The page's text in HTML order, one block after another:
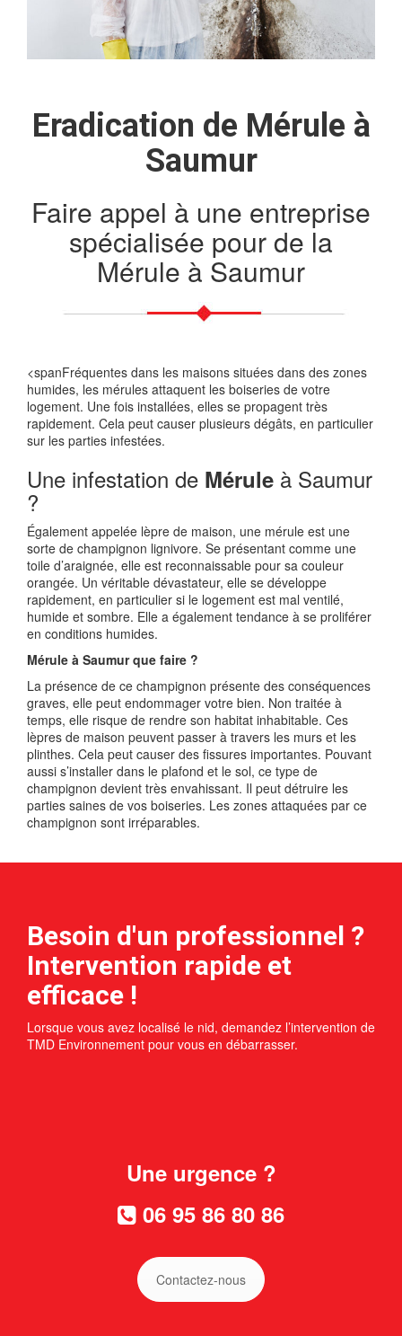
Eradication de Mérule à
Saumur
Faire appel à une entreprise
spécialisée pour de la
Mérule à Saumur
<spanFréquentes dans les maisons situées dans des zones
humides, les mérules attaquent les boiseries de votre
logement. Une fois installées, elles se propagent très
rapidement. Cela peut causer plusieurs dégâts, en particulier
sur les parties infestées.
Une infestation de Mérule à Saumur
?
Également appelée lèpre de maison, une mérule est une
sorte de champignon lignivore. Se présentant comme une
toile d’araignée, elle est reconnaissable pour sa couleur
orangée. Un véritable dévastateur, elle se développe
rapidement, en particulier si le logement est mal ventilé,
humide et sombre. Elle a également tendance à se proliférer
en conditions humides.
Mérule à Saumur que faire ?
La présence de ce champignon présente des conséquences
graves, elle peut endommager votre bien. Non traitée à
temps, elle risque de rendre son habitat inhabitable. Ces
lèpres de maison peuvent passer à travers les murs et les
plinthes. Cela peut causer des fissures importantes. Pouvant
aussi s’installer dans le plafond et le sol, ce type de
champignon devient très envahissant. Il peut détruire les
parties saines de vos boiseries. Les zones attaquées par ce
champignon sont irréparables.
Besoin d'un professionnel ?
Intervention rapide et
efficace !
Lorsque vous avez localisé le nid, demandez l’intervention de
TMD Environnement pour vous en débarrasser.
Une urgence ?
06 95 86 80 86
Contactez-nous